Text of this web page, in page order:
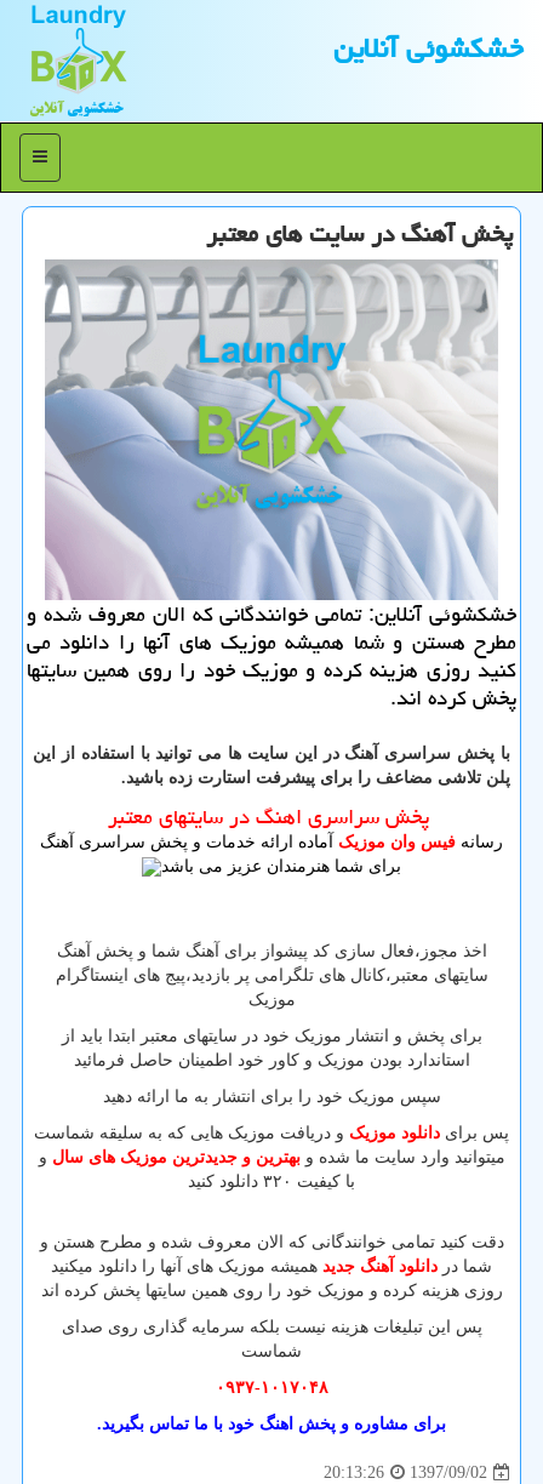
خشكشوئی آنلاین
منو
پخش آهنگ در سایت های معتبر
خشكشوئی آنلاین: تمامی خوانندگانی كه الان معروف شده و
مطرح هستن و شما همیشه موزیك های آنها را دانلود می
كنید روزی هزینه كرده و موزیك خود را روی همین سایتها
پخش كرده اند.
با پخش سراسری آهنگ در این سایت ها می توانید با استفاده از این
پلن تلاشی مضاعف را برای پیشرفت استارت زده باشید.
پخش سراسری اهنگ در سایتهای معتبر
رسانه فیس وان موزیک آماده ارائه خدمات و پخش سراسری آهنگ
برای شما هنرمندان عزیز می باشد
اخذ مجوز،فعال سازی کد پیشواز برای آهنگ شما و پخش آهنگ
سایتهای معتبر،کانال های تلگرامی پر بازدید،پیج های اینستاگرام
موزیک
برای پخش و انتشار موزیک خود در سایتهای معتبر ابتدا باید از
استاندارد بودن موزیک و کاور خود اطمینان حاصل فرمائید
سپس موزیک خود را برای انتشار به ما ارائه دهید
پس برای دانلود موزیک و دریافت موزیک هایی که به سلیقه شماست
میتوانید وارد سایت ما شده و بهترین و جدیدترین موزیک های سال و
با کیفیت ۳۲۰ دانلود کنید
دقت کنید تمامی خوانندگانی که الان معروف شده و مطرح هستن و
شما در دانلود آهنگ جدید همیشه موزیک های آنها را دانلود میکنید
روزی هزینه کرده و موزیک خود را روی همین سایتها پخش کرده اند
پس این تبلیغات هزینه نیست بلکه سرمایه گذاری روی صدای
شماست
۰۹۳۷-۱۰۱۷۰۴۸
برای مشاوره و پخش اهنگ خود با ما تماس بگیرید.
1397/09/02
20:13:26